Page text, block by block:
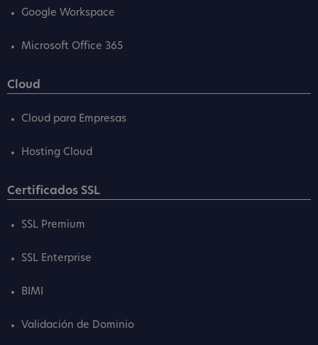
Google Workspace
Microsoft Office 365
Cloud
Cloud para Empresas
Hosting Cloud
Certificados SSL
SSL Premium
SSL Enterprise
BIMI
Validación de Dominio